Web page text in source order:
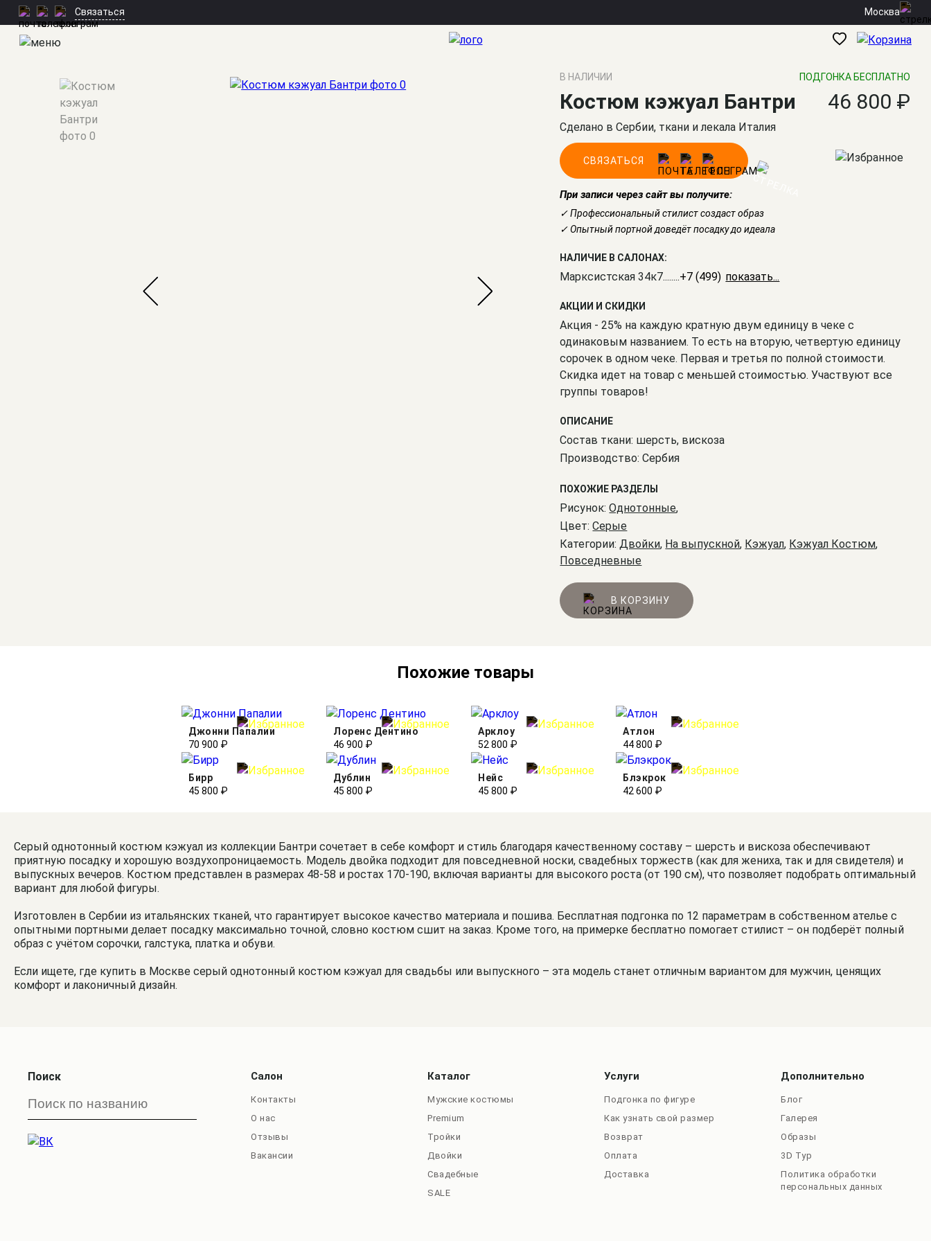
Связаться Москва
Мужские костюмы
В НАЛИЧИИ ПОДГОНКА БЕСПЛАТНО
Костюм кэжуал Бантри 46 800 ₽
Сделано в Сербии, ткани и лекала Италия
СВЯЗАТЬСЯ
При записи через сайт вы получите:
✓ Профессиональный стилист создаст образ
✓ Опытный портной доведёт посадку до идеала
НАЛИЧИЕ В САЛОНАХ:
Марксистская 34к7........+7 (499) 350-41-77
АКЦИИ И СКИДКИ
Акция - 25% на каждую кратную двум единицу в чеке с
одинаковым названием. То есть на вторую, четвертую единицу
сорочек в одном чеке. Первая и третья по полной стоимости.
Скидка идет на товар с меньшей стоимостью. Участвуют все
группы товаров!
ОПИСАНИЕ
Состав ткани: шерсть, вискоза
Производство: Сербия
ПОХОЖИЕ РАЗДЕЛЫ
Рисунок:Однотонные,
Цвет:Серые
Категории:Двойки, На выпускной, Кэжуал, Кэжуал Костюм,
Повседневные
В КОРЗИНУ
Похожие товары
Джонни Папалии
70 900 ₽
Лоренс Дентино
46 900 ₽
Арклоу
52 800 ₽
Атлон
44 800 ₽
Бирр
45 800 ₽
Дублин
45 800 ₽
Нейс
45 800 ₽
Блэкрок
42 600 ₽
Серый однотонный костюм кэжуал из коллекции Бантри сочетает в себе комфорт и стиль благодаря качественному составу – шерсть и вискоза обеспечивают
приятную посадку и хорошую воздухопроницаемость. Модель двойка подходит для повседневной носки, свадебных торжеств (как для жениха, так и для свидетеля) и
выпускных вечеров. Костюм представлен в размерах 48-58 и ростах 170-190, включая варианты для высокого роста (от 190 см), что позволяет подобрать оптимальный
вариант для любой фигуры.
Изготовлен в Сербии из итальянских тканей, что гарантирует высокое качество материала и пошива. Бесплатная подгонка по 12 параметрам в собственном ателье с
опытными портными делает посадку максимально точной, словно костюм сшит на заказ. Кроме того, на примерке бесплатно помогает стилист – он подберёт полный
образ с учётом сорочки, галстука, платка и обуви.
Если ищете, где купить в Москве серый однотонный костюм кэжуал для свадьбы или выпускного – эта модель станет отличным вариантом для мужчин, ценящих
комфорт и лаконичный дизайн.
Поиск Салон
Контакты
О нас
Отзывы
Вакансии
Каталог
Мужские костюмы
Premium
Тройки
Двойки
Свадебные
SALE
Услуги
Подгонка по фигуре
Как узнать свой размер
Возврат
Оплата
Доставка
Дополнительно
Блог
Галерея
Образы
3D Тур
Политика обработки
персональных данных